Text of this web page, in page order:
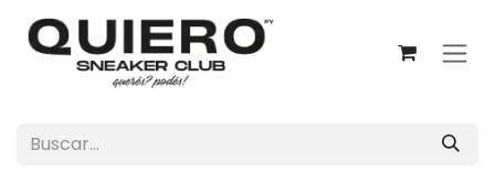
Ir al contenido